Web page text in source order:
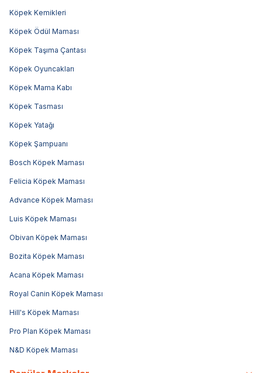
Köpek Kemikleri
Köpek Ödül Maması
Köpek Taşıma Çantası
Köpek Oyuncakları
Köpek Mama Kabı
Köpek Tasması
Köpek Yatağı
Köpek Şampuanı
Bosch Köpek Maması
Felicia Köpek Maması
Advance Köpek Maması
Luis Köpek Maması
Obivan Köpek Maması
Bozita Köpek Maması
Acana Köpek Maması
Royal Canin Köpek Maması
Hill's Köpek Maması
Pro Plan Köpek Maması
N&D Köpek Maması